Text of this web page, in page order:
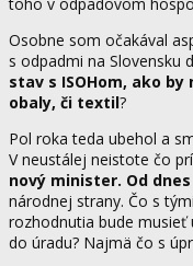
Osobne som očakával
s odpadmi na Slovensku
stav s ISOHom, ako
obaly, či textil?
Pol roka teda ubehol a
V neustálej neistote čo
nový minister. Od
národnej strany. Čo s
rozhodnutia bude
do úradu? Najmä čo s